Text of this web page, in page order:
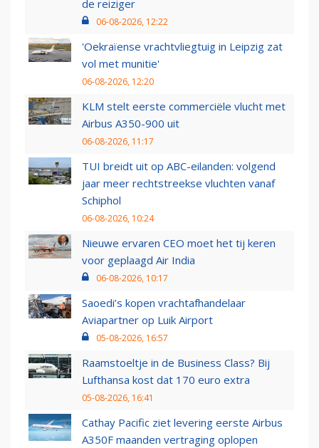
de reiziger
06-08-2026, 12:22
'Oekraïense vrachtvliegtuig in Leipzig zat
vol met munitie'
06-08-2026, 12:20
KLM stelt eerste commerciële vlucht met
Airbus A350-900 uit
06-08-2026, 11:17
TUI breidt uit op ABC-eilanden: volgend
jaar meer rechtstreekse vluchten vanaf
Schiphol
06-08-2026, 10:24
Nieuwe ervaren CEO moet het tij keren
voor geplaagd Air India
06-08-2026, 10:17
Saoedi’s kopen vrachtafhandelaar
Aviapartner op Luik Airport
05-08-2026, 16:57
Raamstoeltje in de Business Class? Bij
Lufthansa kost dat 170 euro extra
05-08-2026, 16:41
Cathay Pacific ziet levering eerste Airbus
A350F maanden vertraging oplopen